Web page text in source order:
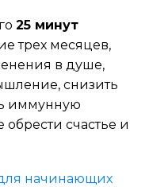
25 минут
трех месяцев,
в душе,
снизить
иммунную
счастье и
начинающих